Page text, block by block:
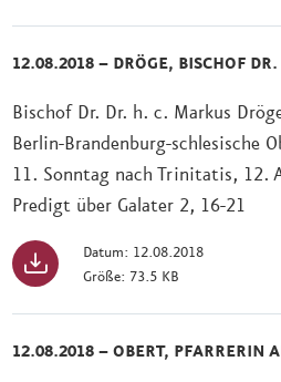
12.08.2018 – DRÖGE, BISCHOF
Bischof Dr. Dr. h. c. Markus
Berlin-Brandenburg-schlesische
11. Sonntag nach Trinitatis, 12.
Predigt über Galater 2, 16-21
Datum: 12.08.2018
Größe: 73.5 KB
12.08.2018 – OBERT, PFARRERIN